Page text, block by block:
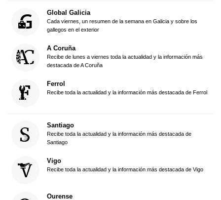
Global Galicia
Cada viernes, un resumen de la semana en Galicia y sobre los
gallegos en el exterior
A Coruña
Recibe de lunes a viernes toda la actualidad y la información más
destacada de A Coruña
Ferrol
Recibe toda la actualidad y la información más destacada de Ferrol
Santiago
Recibe toda la actualidad y la información más destacada de
Santiago
Vigo
Recibe toda la actualidad y la información más destacada de Vigo
Ourense